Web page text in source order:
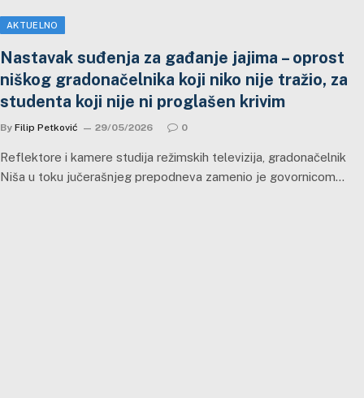
AKTUELNO
Nastavak suđenja za gađanje jajima – oprost
niškog gradonačelnika koji niko nije tražio, za
studenta koji nije ni proglašen krivim
By Filip Petković 29/05/2026 0
Reflektore i kamere studija režimskih televizija, gradonačelnik
Niša u toku jučerašnjeg prepodneva zamenio je govornicom…